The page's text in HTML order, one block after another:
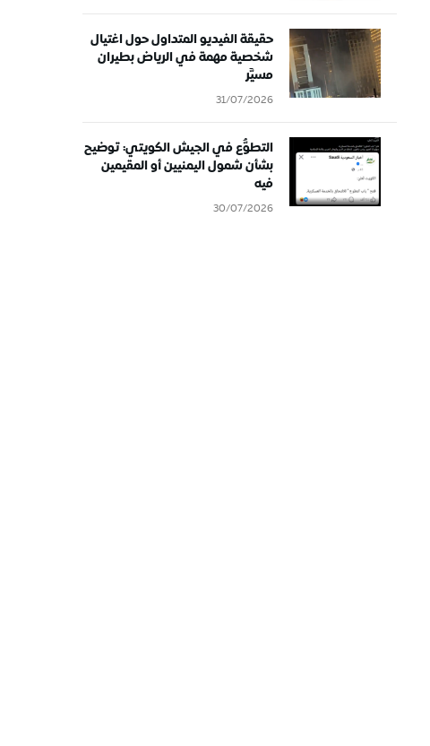
حقيقة الفيديو المتداول حول اغتيال
شخصية مهمة في الرياض بطيران
مسيَّر
31/07/2026
التطوُّع في الجيش الكويتي: توضيح
بشأن شمول اليمنيين أو المقيمين
فيه
30/07/2026